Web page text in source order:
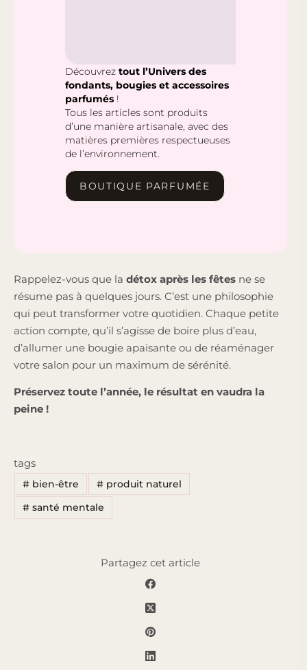
Découvrez tout l’Univers des
fondants, bougies et accessoires
parfumés !
Tous les articles sont produits
d’une manière artisanale, avec des
matières premières respectueuses
de l’environnement.
BOUTIQUE PARFUMÉE
Rappelez-vous que la détox après les fêtes ne se
résume pas à quelques jours. C’est une philosophie
qui peut transformer votre quotidien. Chaque petite
action compte, qu’il s’agisse de boire plus d’eau,
d’allumer une bougie apaisante ou de réaménager
votre salon pour un maximum de sérénité.
Préservez toute l’année, le résultat en vaudra la
peine !
tags
#bien-être #produit naturel
#santé mentale
Partagez cet article